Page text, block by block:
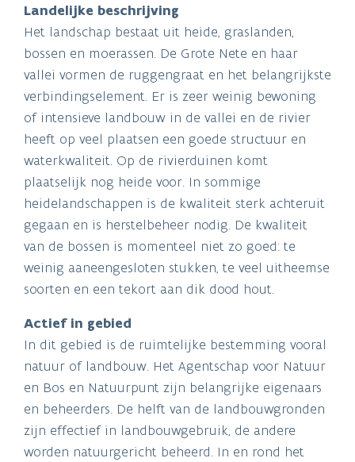
Landelijke beschrijving
Het landschap bestaat uit heide, graslanden,
bossen en moerassen. De Grote Nete en haar
vallei vormen de ruggengraat en het belangrijkste
verbindingselement. Er is zeer weinig bewoning
of intensieve landbouw in de vallei en de rivier
heeft op veel plaatsen een goede structuur en
waterkwaliteit. Op de rivierduinen komt
plaatselijk nog heide voor. In sommige
heidelandschappen is de kwaliteit sterk achteruit
gegaan en is herstelbeheer nodig. De kwaliteit
van de bossen is momenteel niet zo goed: te
weinig aaneengesloten stukken, te veel uitheemse
soorten en een tekort aan dik dood hout.
Actief in gebied
In dit gebied is de ruimtelijke bestemming vooral
natuur of landbouw. Het Agentschap voor Natuur
en Bos en Natuurpunt zijn belangrijke eigenaars
en beheerders. De helft van de landbouwgronden
zijn effectief in landbouwgebruik, de andere
worden natuurgericht beheerd. In en rond het